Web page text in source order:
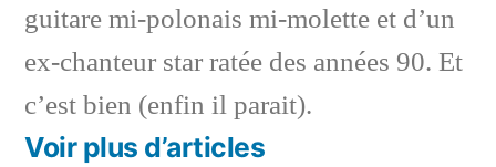
guitare mi-polonais mi-molette et d’un
ex-chanteur star ratée des années 90. Et
c’est bien (enfin il parait).
Voir plus d’articles